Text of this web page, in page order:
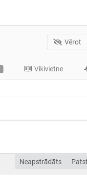
Vērot
Vikivietne
Neapstrādāts